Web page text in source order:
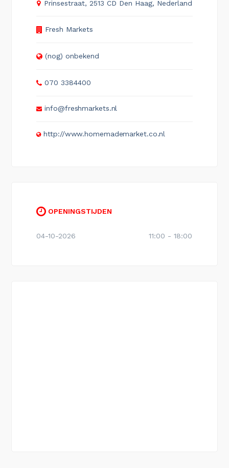
Prinsestraat, 2513 CD Den Haag, Nederland
Fresh Markets
(nog) onbekend
070 3384400
info@freshmarkets.nl
http://www.homemademarket.co.nl
OPENINGSTIJDEN
04-10-2026 11:00 - 18:00